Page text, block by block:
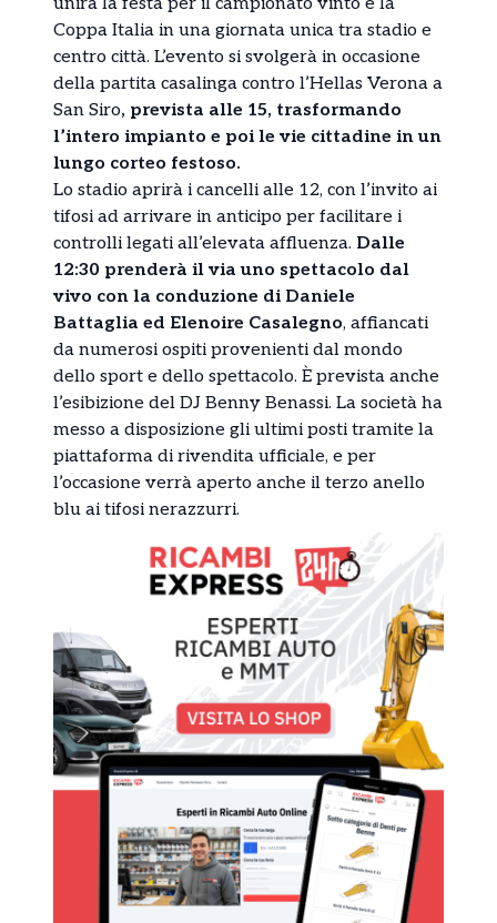
unirà la festa per il campionato vinto e la
Coppa Italia in una giornata unica tra stadio e
centro città. L’evento si svolgerà in occasione
della partita casalinga contro l’Hellas Verona a
San Siro, prevista alle 15, trasformando
l’intero impianto e poi le vie cittadine in un
lungo corteo festoso.
Lo stadio aprirà i cancelli alle 12, con l’invito ai
tifosi ad arrivare in anticipo per facilitare i
controlli legati all’elevata affluenza. Dalle
12:30 prenderà il via uno spettacolo dal
vivo con la conduzione di Daniele
Battaglia ed Elenoire Casalegno, affiancati
da numerosi ospiti provenienti dal mondo
dello sport e dello spettacolo. È prevista anche
l’esibizione del DJ Benny Benassi. La società ha
messo a disposizione gli ultimi posti tramite la
piattaforma di rivendita ufficiale, e per
l’occasione verrà aperto anche il terzo anello
blu ai tifosi nerazzurri.